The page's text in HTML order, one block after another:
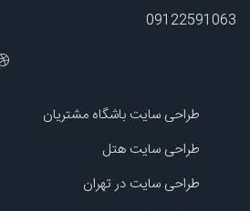
09122591063
طراحی سایت باشگاه مشتریان
طراحی سایت هتل
طراحی سایت در تهران